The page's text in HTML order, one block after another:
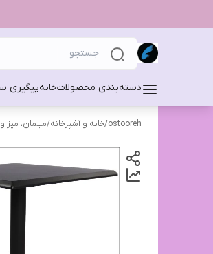
دسته‌بندی محصولاتخانهپیگیری
ostooreh
/خانه و آشپزخانه/مبلمان، میز